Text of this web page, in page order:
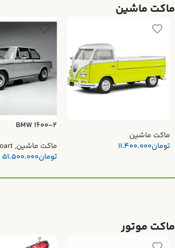
ماکت ماشین
ماکت ماشین
تومان11.400.000
BMW 1600-2
ماکت ماشین,
تومان51.500.000
ماکت موتور